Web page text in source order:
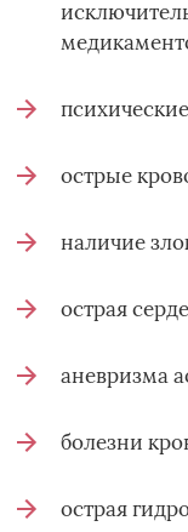
острые
наличие
острая
аневризма
болезни
острая